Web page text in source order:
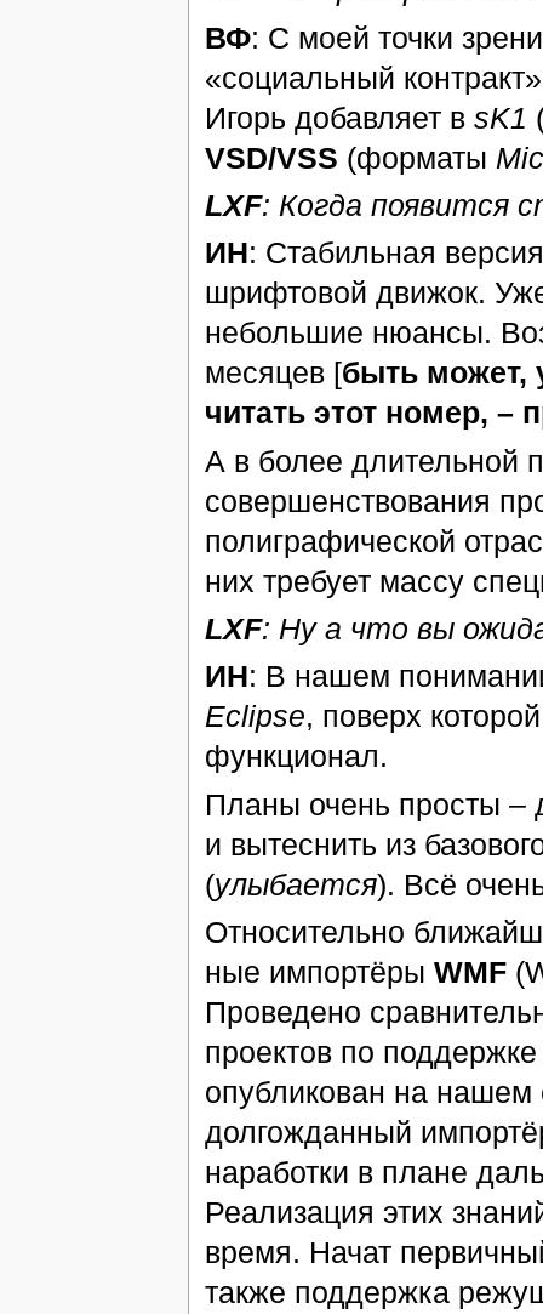
ВФ: С моей точки
«социальный
Игорь добавляет в sK1
VSD/VSS (форматы
LXF: Когда появится
ИН: Стабильная
шрифтовой движок.
небольшие нюансы.
месяцев [быть может,
читать этот номер, –
А в более длительной
совершенствования
полиграфической
них требует массу
LXF: Ну а что вы
ИН: В нашем
Eclipse, поверх
функционал.
Планы очень просты –
и вытеснить из
(улыбается). Всё
Относительно
ные импортёры WMF
Проведено
проектов по
опубликован на нашем
долгожданный
наработки в плане
Реализация этих
время. Начат
также поддержка